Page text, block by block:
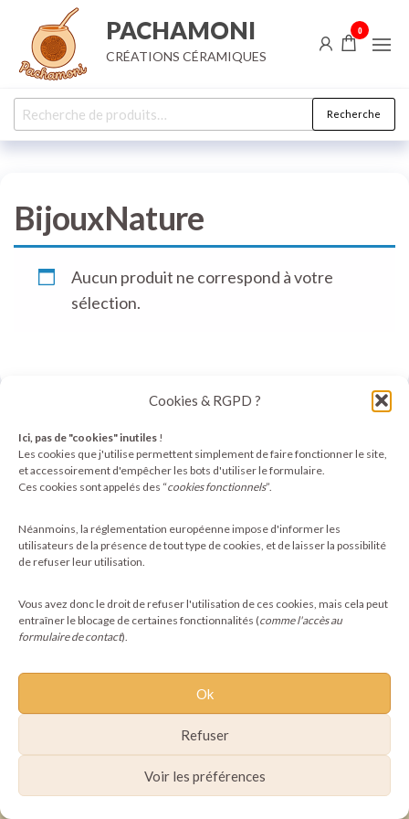
Cookies & RGPD ?
Ici, pas de "cookies" inutiles !
Les cookies que j'utilise permettent simplement de faire fonctionner le site,
et accessoirement d'empêcher les bots d'utiliser le formulaire.
Ces cookies sont appelés des “cookies fonctionnels”.
Néanmoins, la réglementation européenne impose d'informer les
utilisateurs de la présence de tout type de cookies, et de laisser la possibilité
de refuser leur utilisation.
Vous avez donc le droit de refuser l'utilisation de ces cookies, mais cela peut
entraîner le blocage de certaines fonctionnalités (comme l'accès au
formulaire de contact).
Ok
Refuser
Voir les préférences
contenu
PACHAMONI
CRÉATIONS CÉRAMIQUES
0
Recherche
pour :
Recherche
BijouxNature
Aucun produit ne correspond à votre
sélection.
©2025 Pachamoni - Tous droits réservés